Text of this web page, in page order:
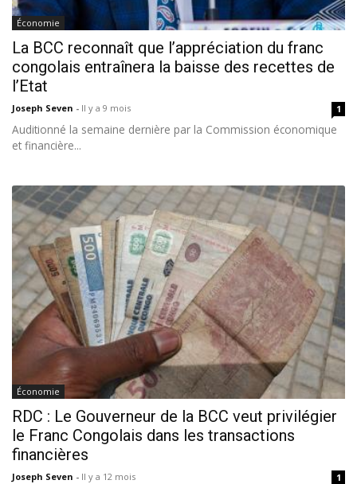
Économie
La BCC reconnaît que l’appréciation du franc
congolais entraînera la baisse des recettes de
l’Etat
Joseph Seven - Il y a 9 mois 1
Auditionné la semaine dernière par la Commission économique
et financière...
Économie
RDC : Le Gouverneur de la BCC veut privilégier
le Franc Congolais dans les transactions
financières
Joseph Seven - Il y a 12 mois 1